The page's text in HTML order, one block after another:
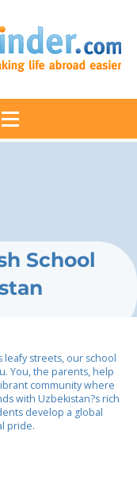
School
leafy streets, our school
You, the parents, help
community where
with Uzbekistan?s rich
develop a global
pride.